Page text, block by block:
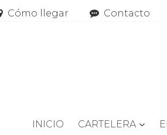
Cómo llegar Contacto
INICIO CARTELERA